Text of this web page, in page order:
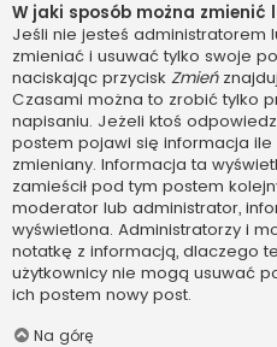
W jaki sposób można zmienić
Jeśli nie jesteś administratorem
zmieniać i usuwać tylko swoje
naciskając przycisk Zmień
Czasami można to zrobić tylko
napisaniu. Jeżeli ktoś
postem pojawi się informacja ile
zmieniany. Informacja ta
zamieścił pod tym postem
moderator lub administrator,
wyświetlona. Administratorzy i
notatkę z informacją, dlaczego
użytkownicy nie mogą usuwać
ich postem nowy post.
Na górę